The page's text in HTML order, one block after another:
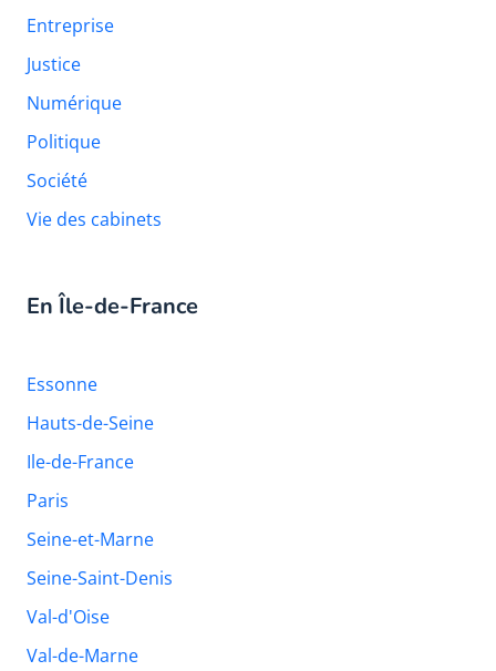
Entreprise
Justice
Numérique
Politique
Société
Vie des cabinets
En Île-de-France
Essonne
Hauts-de-Seine
Ile-de-France
Paris
Seine-et-Marne
Seine-Saint-Denis
Val-d'Oise
Val-de-Marne